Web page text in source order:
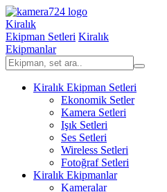
Kiralık
Ekipman Setleri Kiralık
Ekipmanlar
Kiralık Ekipman Setleri
Ekonomik Setler
Kamera Setleri
Işık Setleri
Ses Setleri
Wireless Setleri
Fotoğraf Setleri
Kiralık Ekipmanlar
Kameralar